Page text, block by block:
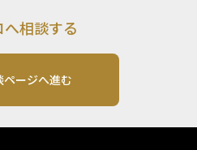
へ相談する
ページへ進む